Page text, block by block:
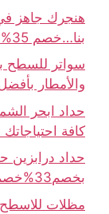
هنجرك جاهز
بنا…خصم 35% مقاول هناجر جدة
سواتر للسطح
والأمطار بأفضل جودة100%
كافة احتياجاتك 100%اتصل بنا
بخصم33%خصم فوري عند الاتصال
مظلات للاسطح